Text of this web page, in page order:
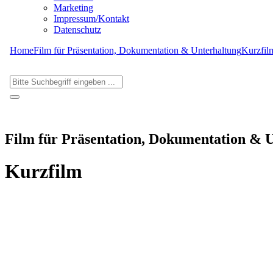
Marketing
Impressum/Kontakt
Datenschutz
HomeFilm für Präsentation, Dokumentation & Unterhaltung
Film für Präsentation, Dokumentation &
Kurzfilm